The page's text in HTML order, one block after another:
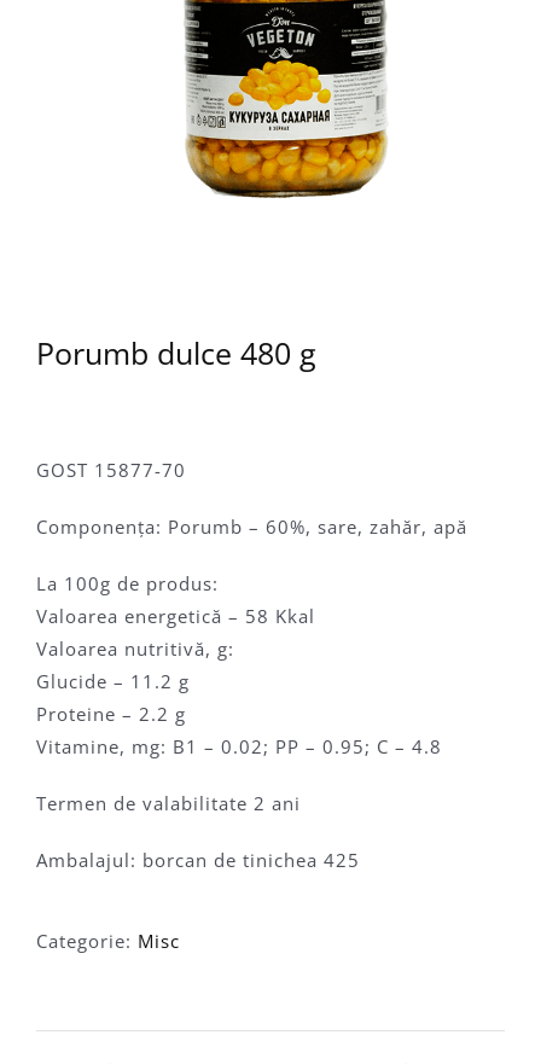
Porumb dulce 480 g
GOST 15877-70
Componenţa: Porumb – 60%, sare, zahăr, apă
La 100g de produs:
Valoarea energetică – 58 Kkal
Valoarea nutritivă, g:
Glucide – 11.2 g
Proteine – 2.2 g
Vitamine, mg: B1 – 0.02; PP – 0.95; C – 4.8
Termen de valabilitate 2 ani
Ambalajul: borcan de tinichea 425
Categorie: Misc